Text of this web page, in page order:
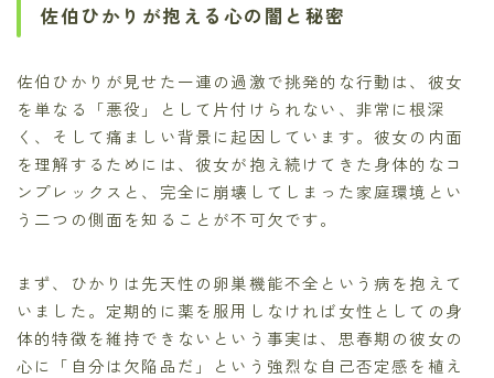
佐伯ひかりが抱える心の闇と秘密
佐伯ひかりが見せた一連の過激で挑発的な行動は、彼女
を単なる「悪役」として片付けられない、非常に根深
く、そして痛ましい背景に起因しています。彼女の内面
を理解するためには、彼女が抱え続けてきた身体的なコ
ンプレックスと、完全に崩壊してしまった家庭環境とい
う二つの側面を知ることが不可欠です。
まず、ひかりは先天性の卵巣機能不全という病を抱えて
いました。定期的に薬を服用しなければ女性としての身
体的特徴を維持できないという事実は、思春期の彼女の
心に「自分は欠陥品だ」という強烈な自己否定感を植え